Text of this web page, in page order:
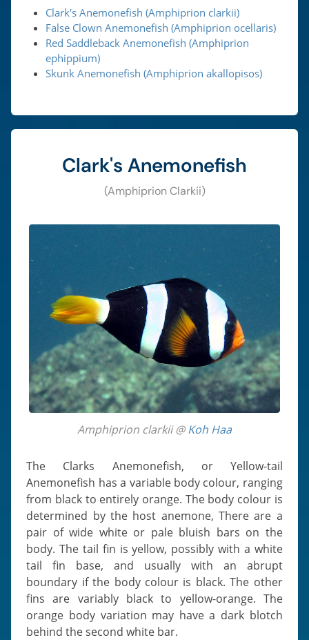
Clark's Anemonefish (Amphiprion clarkii)
False Clown Anemonefish (Amphiprion ocellaris)
Red Saddleback Anemonefish (Amphiprion
ephippium)
Skunk Anemonefish (Amphiprion akallopisos)
Clark's Anemonefish
(Amphiprion Clarkii)
Amphiprion clarkii @Koh Haa
The Clarks Anemonefish, or Yellow-tail
Anemonefish has a variable body colour, ranging
from black to entirely orange. The body colour is
determined by the host anemone, There are a
pair of wide white or pale bluish bars on the
body. The tail fin is yellow, possibly with a white
tail fin base, and usually with an abrupt
boundary if the body colour is black. The other
fins are variably black to yellow-orange. The
orange body variation may have a dark blotch
behind the second white bar.